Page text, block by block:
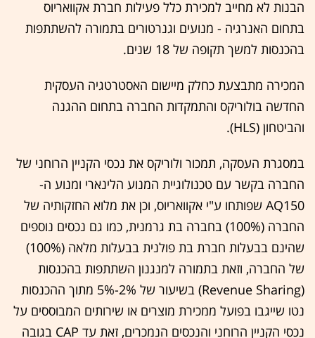
הבנות לא מחייב למכירת כלל פעילות חברת אקוואריוס
בתחום האנרגיה - מנועים וגנרטורים בתמורה להשתתפות
בהכנסות למשך תקופה של 18 שנים.
המכירה מתבצעת כחלק מיישום האסטרטגיה העסקית
החדשה בולוריקס והתמקדות החברה בתחום ההגנה
והביטחון (HLS).
במסגרת העסקה, תמכור ולוריקס את נכסי הקניין הרוחני של
החברה בקשר עם טכנולוגיית המנוע הלינארי ומנוע ה-
AQ150 שפותחו ע"י אקוואריוס, וכן את מלוא החזקותיה של
החברה (100%) בחברה בת גרמנית, כמו גם נכסים נוספים
שהינם בבעלות חברת בת פולנית בבעלות מלאה (100%)
של החברה, וזאת בתמורה למנגנון השתתפות בהכנסות
(Revenue Sharing) בשיעור של 2%-5% מתוך ההכנסות
נטו שייגבו בפועל ממכירת מוצרים או שירותים המבוססים על
נכסי הקניין הרוחני והנכסים הנמכרים, זאת עד CAP בגובה